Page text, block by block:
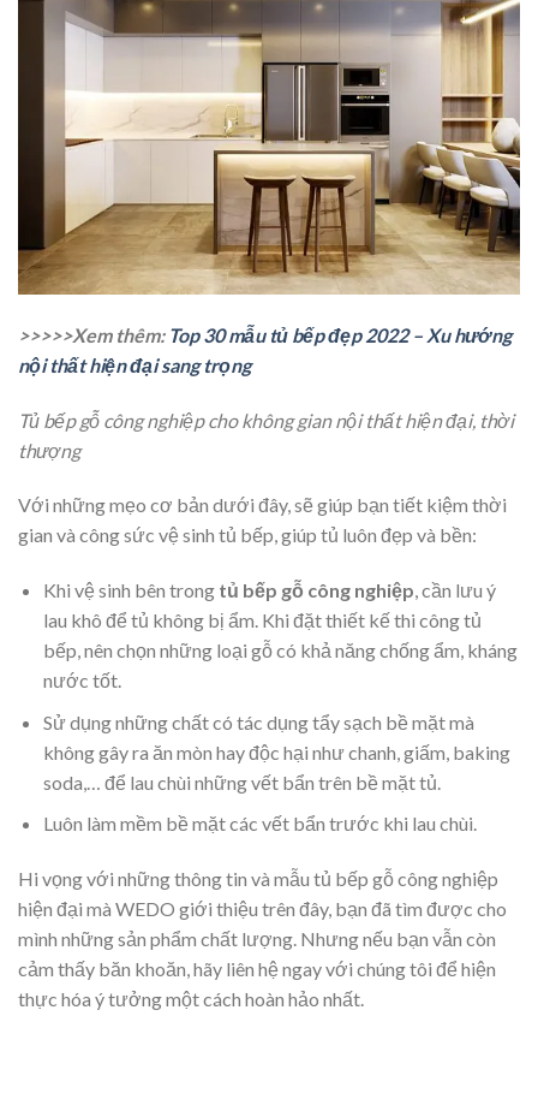
>>>>>Xem thêm: Top 30 mẫu tủ bếp đẹp 2022 – Xu hướng
nội thất hiện đại sang trọng
Tủ bếp gỗ công nghiệp cho không gian nội thất hiện đại, thời
thượng
Với những mẹo cơ bản dưới đây, sẽ giúp bạn tiết kiệm thời
gian và công sức vệ sinh tủ bếp, giúp tủ luôn đẹp và bền:
Khi vệ sinh bên trongtủ bếp gỗ công nghiệp, cần lưu ý
lau khô để tủ không bị ẩm. Khi đặt thiết kế thi công tủ
bếp, nên chọn những loại gỗ có khả năng chống ẩm, kháng
nước tốt.
Sử dụng những chất có tác dụng tẩy sạch bề mặt mà
không gây ra ăn mòn hay độc hại như chanh, giấm, baking
soda,… để lau chùi những vết bẩn trên bề mặt tủ.
Luôn làm mềm bề mặt các vết bẩn trước khi lau chùi.
Hi vọng với những thông tin và mẫu tủ bếp gỗ công nghiệp
hiện đại mà WEDO giới thiệu trên đây, bạn đã tìm được cho
mình những sản phẩm chất lượng. Nhưng nếu bạn vẫn còn
cảm thấy băn khoăn, hãy liên hệ ngay với chúng tôi để hiện
thực hóa ý tưởng một cách hoàn hảo nhất.